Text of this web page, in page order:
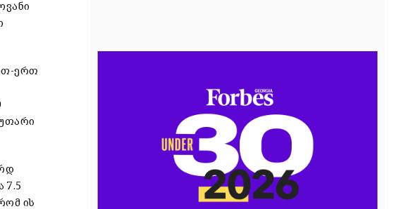
ერთ
7.5
ის